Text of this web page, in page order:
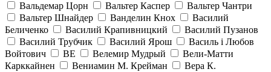
Вальдемар Цорн
Вальтер Каспер
Вальтер Чантри
Вальтер Шнайдер
Ванделин Кнох
Василий
Беличенко
Василий Крапивницкий
Василий Пузанов
Василий Трубчик
Василий Ярош
Василь і Любов
Войтович
ВЕ Велемир Мудрый
Вели-Матти
Карккайнен
Вениамин М. Крейман
Вера К.